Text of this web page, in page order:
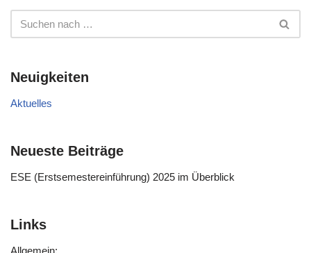
Neuigkeiten
Aktuelles
Neueste Beiträge
ESE (Erstsemestereinführung) 2025 im Überblick
Links
Allgemein: